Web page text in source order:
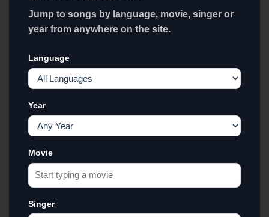
Jump to songs by language, movie, singer or
year from anywhere on the site.
Language
Year
Movie
Singer